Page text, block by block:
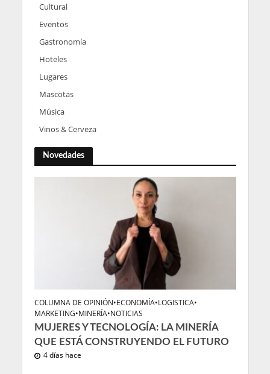
Cultural
Eventos
Gastronomía
Hoteles
Lugares
Mascotas
Música
Vinos & Cerveza
Novedades
COLUMNA DE OPINIÓN•ECONOMÍA•LOGISTICA•
MARKETING•MINERÍA•NOTICIAS
MUJERES Y TECNOLOGÍA: LA MINERÍA
QUE ESTÁ CONSTRUYENDO EL FUTURO
4 días hace